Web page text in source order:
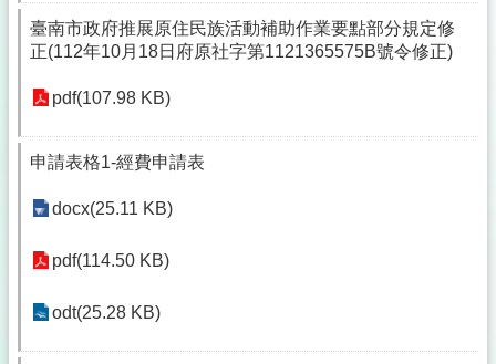
臺南市政府推展原住民族活動補助作業要點部分規定修
正(112年10月18日府原社字第1121365575B號令修正)
pdf(107.98 KB)
申請表格1-經費申請表
docx(25.11 KB)
pdf(114.50 KB)
odt(25.28 KB)